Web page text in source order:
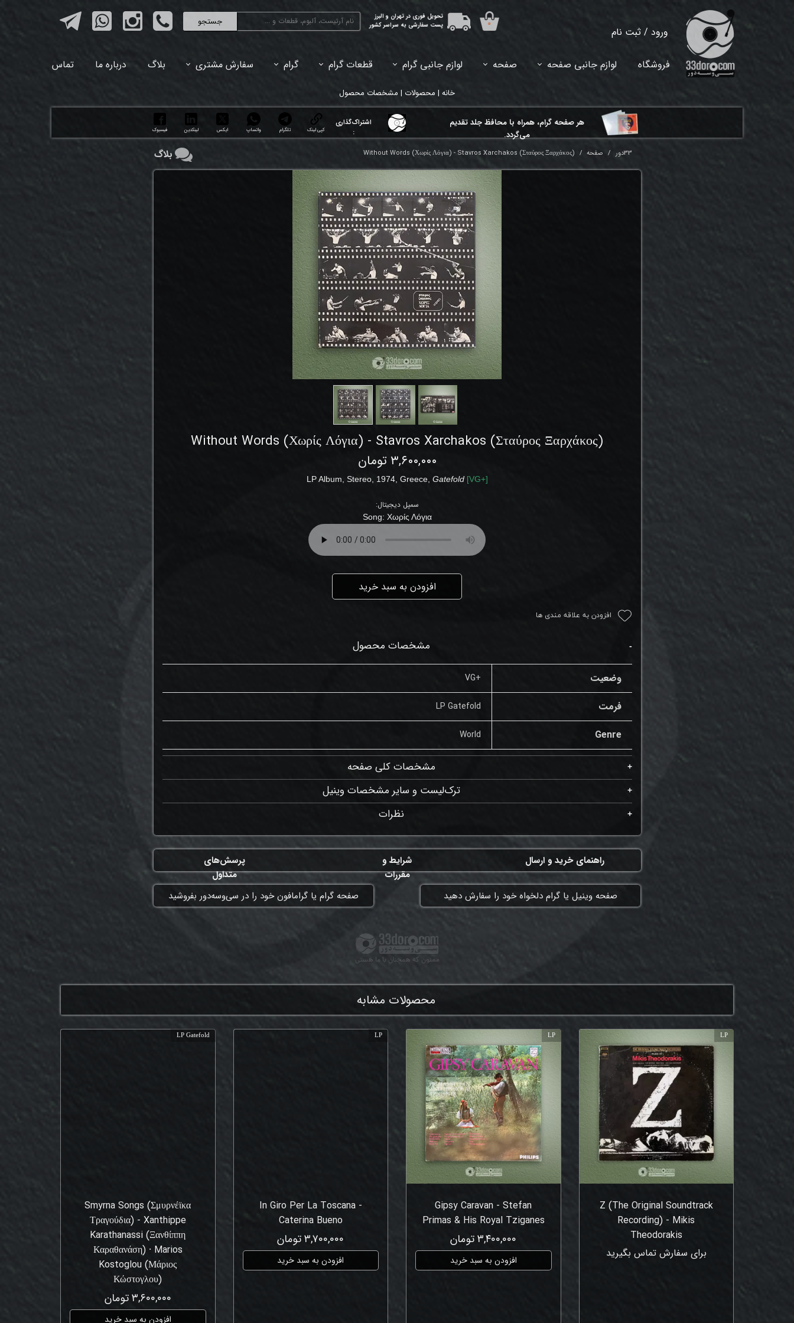
جستجو
ورود / ثبت نام
خروج از حساب کاربری
تحویل فوری در تهران و البرز
پست سفارشی به سراسر کشور
۰
فروشگاه لوازم جانبی صفحه صفحه لوازم جانبی گرام قطعات گرام گرام سفارش مشتری بلاگ درباره ما تماس
خانه | محصولات | مشخصات محصول
هر ​صفحه گرام، همراه با محافظ جلد تقدیم
می‌گردد.
اشتراک‌گذاری
:
کپی لینک تلگرام واتساپ ایکس لینکدین فیسبوک
33دور صفحه Without Words (Χωρίς Λόγια) - Stavros Xarchakos (Σταύρος Ξαρχάκος)
Without Words (Χωρίς Λόγια) - Stavros Xarchakos (Σταύρος Ξαρχάκος)
۳,۶۰۰,۰۰۰ تومان
LP Album , Stereo, 1974, Greece, Gatefold [VG+]
سمپل دیجیتال:
Song: Χωρίς Λόγια
افزودن به سبد خرید
افزودن به علاقه مندی ها
مشخصات محصول
وضعیت +VG
فرمت LP Gatefold
Genre
World
مشخصات کلی صفحه
ترک‌لیست و سایر مشخصات وینیل
نظرات
بلاگ
شرایط و
مقررات
راهنمای خرید و ارسال
پرسش‌های
متداول
​صفحه وینیل یا گرام دلخواه خود را سفارش دهید
​صفحه گرام یا گرامافون خود را در سی‌وسه‌دور بفروشید
ممنون که همچنان با ما هستی
محصولات مشابه
Z (The Original Soundtrack
Recording) - Mikis
Theodorakis
برای سفارش تماس بگیرید
LP
Gipsy Caravan - Stefan
Primas & His Royal Tziganes
۳,۴۰۰,۰۰۰ تومان
افزودن به سبد خرید
LP
In Giro Per La Toscana -
Caterina Bueno
۳,۷۰۰,۰۰۰ تومان
افزودن به سبد خرید
LP
Smyrna Songs (Σμυρνέϊκα
Τραγούδια) - Xanthippe
Karathanassi (Ξανθίππη
Καραθανάση) ⸱ Marios
Kostoglou (Μάριος
Κώστογλου)
۳,۶۰۰,۰۰۰ تومان
افزودن به سبد خرید
LP Gatefold